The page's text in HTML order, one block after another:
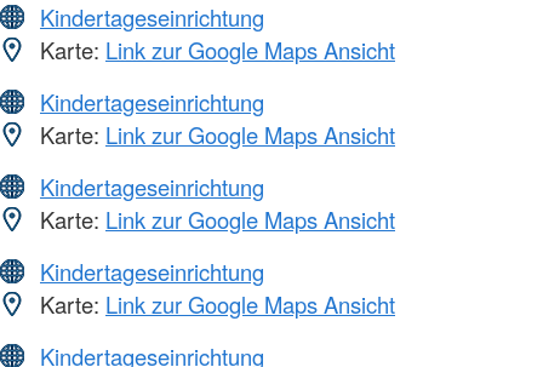
Kindertageseinrichtung
Karte: Link zur Google Maps Ansicht
Kindertageseinrichtung
Karte: Link zur Google Maps Ansicht
Kindertageseinrichtung
Karte: Link zur Google Maps Ansicht
Kindertageseinrichtung
Karte: Link zur Google Maps Ansicht
Kindertageseinrichtung